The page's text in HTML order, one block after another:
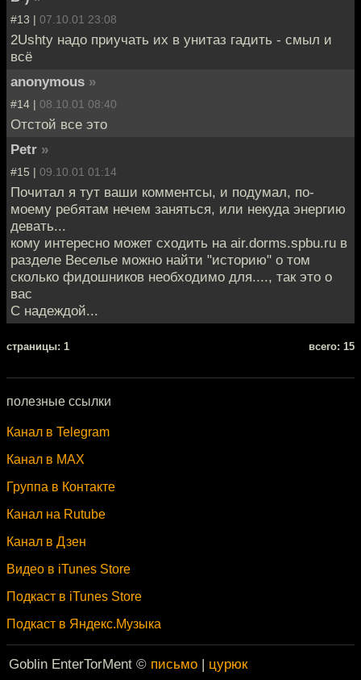
#13 | 07.10.01 23:08
2Ushty надо приучать их в унитаз гадить - смыл и
всё
anonymous »
#14 | 08.10.01 08:40
Отстой все это
Petr »
#15 | 09.10.01 01:14
Почитал я тут ваши комментсы, и подумал, по-
моему ребятам нечем заняться, или некуда энергию
девать...
кому интересно может сходить на air.dorms.spbu.ru в
разделе Веселье можно найти "историю" о том
сколько фидошников необходимо для...., так это о
вас
С надеждой...
cтраницы: 1 всего: 15
полезные ссылки
Канал в Telegram
Канал в MAX
Группа в Контакте
Канал на Rutube
Канал в Дзен
Видео в iTunes Store
Подкаст в iTunes Store
Подкаст в Яндекс.Музыка
Goblin EnterTorMent © письмо | цурюк